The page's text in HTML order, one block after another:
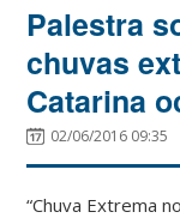
Palestra
chuvas
Catarina
02/06/2016 09:35
“Chuva Extrema